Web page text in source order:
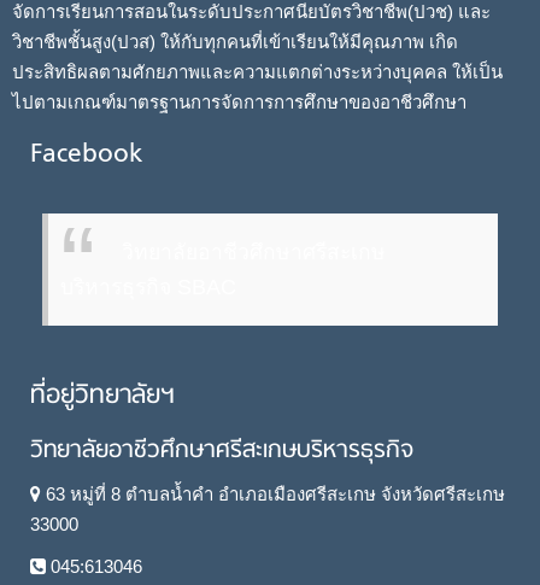
จัดการเรียนการสอนในระดับประกาศนียบัตรวิชาชีพ(ปวช) และ
วิชาชีพชั้นสูง(ปวส) ให้กับทุกคนที่เข้าเรียนให้มีคุณภาพ เกิด
ประสิทธิผลตามศักยภาพและความแตกต่างระหว่างบุคคล ให้เป็น
ไปตามเกณฑ์มาตรฐานการจัดการการศึกษาของอาชีวศึกษา
Facebook
ที่อยู่วิทยาลัยฯ
วิทยาลัยอาชีวศึกษาศรีสะเกษบริหารธุรกิจ
63 หมู่ที่ 8 ตำบลน้ำคำ อำเภอเมืองศรีสะเกษ จังหวัดศรีสะเกษ
33000
045:613046